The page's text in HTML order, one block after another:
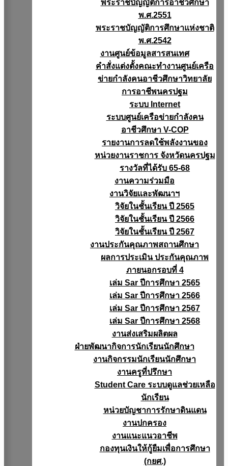
พระราชบัญญัติการอาชีวศึกษา
พ.ศ.2551
พระราชบัญญัติการศึกษาแห่งชาติ
พ.ศ.2542
งานศูนย์ข้อมูลสารสนเทศ
คำสั่งแต่งตั้งคณะทำงานศูนย์เครือ
ข่ายกำลังคนอาชีวศึกษาวิทยาลัย
การอาชีพนครปฐม
ระบบ Internet
ระบบศูนย์เครือข่ายกำลังคน
อาชีวศึกษา V-COP
รายงานการลดใช้พลังงานของ
หน่วยงานราชการ จังหวัดนครปฐม
รางวัลที่ได้รับ 65-68
งานความร่วมมือ
งานวิจัยเเละพัฒนาฯ
วิจัยในชั้นเรียน ปี 2565
วิจัยในชั้นเรียน ปี 2566
วิจัยในชั้นเรียน ปี 2567
งานประกันคุณภาพสถานศึกษา
ผลการประเมิน ประกันคุณภาพ
ภายนอกรอบที่ 4
เล่ม Sar ปีการศึกษา 2565
เล่ม Sar ปีการศึกษา 2566
เล่ม Sar ปีการศึกษา 2567
เล่ม Sar ปีการศึกษา 2568
งานส่งเสริมผลิตผล
ฝ่ายพัฒนากิจการนักเรียนนักศึกษา
งานกิจกรรมนักเรียนนักศึกษา
งานครูที่ปรึกษา
Student Care ระบบดูแลช่วยเหลือ
นักเรียน
หน่วยบัญชาการรักษาดินแดน
งานปกครอง
งานแนะแนวอาชีพ
กองทุนเงินให้กู้ยืมเพื่อการศึกษา
(กยศ.)